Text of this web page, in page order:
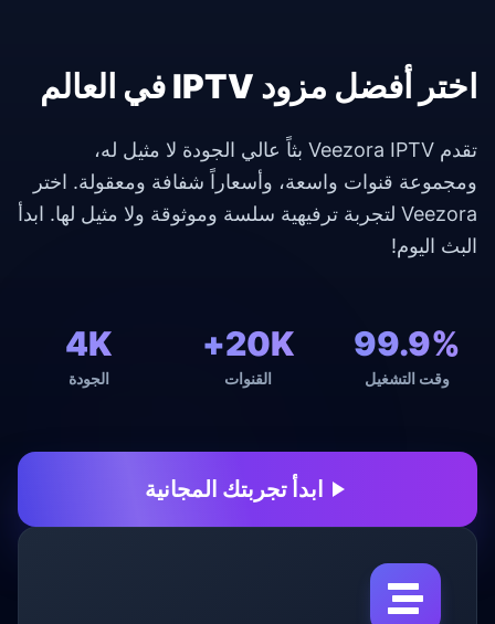
اختر أفضل مزود IPTV في العالم
تقدم Veezora IPTV بثاً عالي الجودة لا مثيل له،
ومجموعة قنوات واسعة، وأسعاراً شفافة ومعقولة. اختر
Veezora لتجربة ترفيهية سلسة وموثوقة ولا مثيل لها. ابدأ
البث اليوم!
99.9%
وقت التشغيل
20K+
القنوات
4K
الجودة
ابدأ تجربتك المجانية